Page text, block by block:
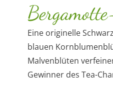
Eine originelle
blauen
Malvenblüten
Gewinner des Tea-